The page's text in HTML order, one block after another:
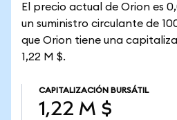
El precio actual de Orion es
un suministro circulante de
que Orion tiene una
1,22 M $.
CAPITALIZACIÓN BURSÁTIL
1,22 M $